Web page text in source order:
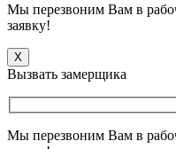
Мы перезвоним Вам в
заявку!
X
Вызвать замерщика
Мы перезвоним Вам в